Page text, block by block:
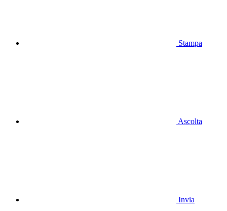
Stampa
Ascolta
Invia